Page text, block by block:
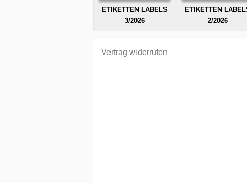
ETIKETTEN LABELS
3/2026
ETIKETTEN
2/2026
Vertrag widerrufen